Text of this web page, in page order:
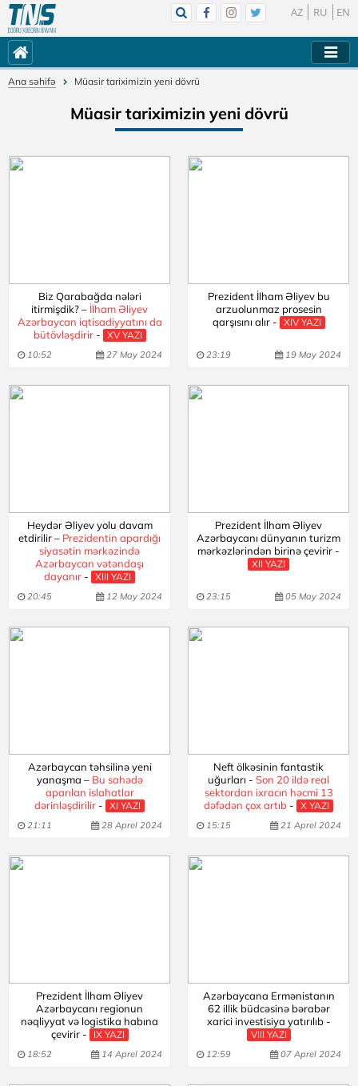
AZ RU EN
Ana səhifə Müasir tariximizin yeni dövrü
Müasir tariximizin yeni dövrü
Biz Qarabağda nələri
itirmişdik? – İlham Əliyev
Azərbaycan iqtisadiyyatını da
bütövləşdirir- XV YAZI
10:52 27 May 2024
Prezident İlham Əliyev bu
arzuolunmaz prosesin
qarşısını alır - XIV YAZI
23:19 19 May 2024
Heydər Əliyev yolu davam
etdirilir – Prezidentin apardığı
siyasətin mərkəzində
Azərbaycan vətəndaşı
dayanır - XIII YAZI
20:45 12 May 2024
Prezident İlham Əliyev
Azərbaycanı dünyanın turizm
mərkəzlərindən birinə çevirir -
XII YAZI
23:15 05 May 2024
Azərbaycan təhsilinə yeni
yanaşma – Bu sahədə
aparılan islahatlar
dərinləşdirilir - XI YAZI
21:11 28 Aprel 2024
Neft ölkəsinin fantastik
uğurları - Son 20 ildə real
sektordan ixracın həcmi 13
dəfədən çox artıb - X YAZI
15:15 21 Aprel 2024
Prezident İlham Əliyev
Azərbaycanı regionun
nəqliyyat və logistika habına
çevirir -
IX YAZI
18:52 14 Aprel 2024
Azərbaycana Ermənistanın
62 illik büdcəsinə bərabər
xarici investisiya yatırılıb -
VIII YAZI
12:59 07 Aprel 2024